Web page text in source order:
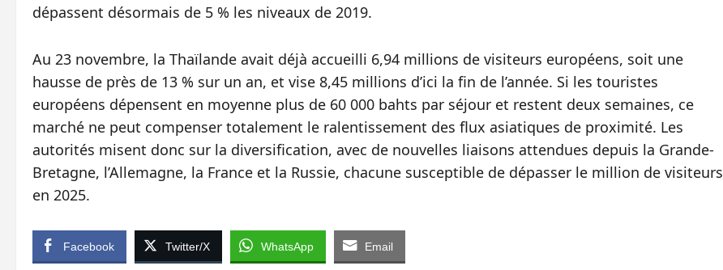
dépassent désormais de 5 % les niveaux de 2019.
Au 23 novembre, la Thaïlande avait déjà accueilli 6,94 millions de visiteurs européens, soit une
hausse de près de 13 % sur un an, et vise 8,45 millions d’ici la fin de l’année. Si les touristes
européens dépensent en moyenne plus de 60 000 bahts par séjour et restent deux semaines, ce
marché ne peut compenser totalement le ralentissement des flux asiatiques de proximité. Les
autorités misent donc sur la diversification, avec de nouvelles liaisons attendues depuis la Grande-
Bretagne, l’Allemagne, la France et la Russie, chacune susceptible de dépasser le million de visiteurs
en 2025.
Facebook Twitter/X WhatsApp Email